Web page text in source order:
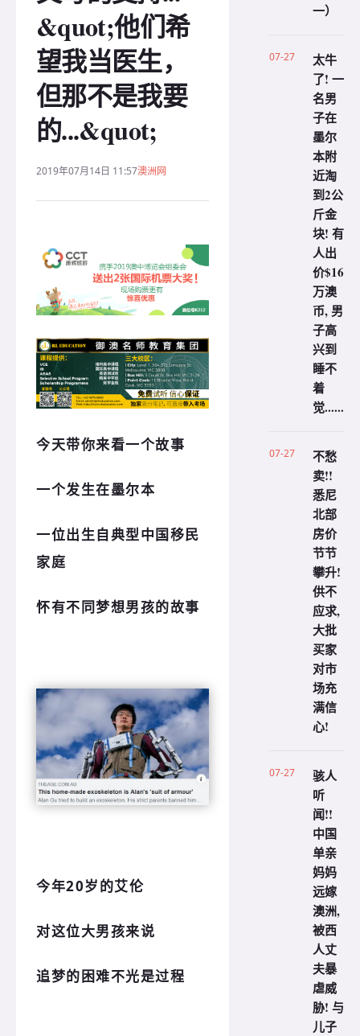
&quot;他们希
望我当医生，
但那不是我要
的...&quot;
2019年07月14日 11:57澳洲网
今天带你来看一个故事
一个发生在墨尔本
一位出生自典型中国移民
家庭
怀有不同梦想男孩的故事
今年20岁的艾伦
对这位大男孩来说
追梦的困难不光是过程
一）
07-27
太牛
了! 一
名男
子在
墨尔
本附
近淘
到2公
斤金
块! 有
人出
价$16
万澳
币, 男
子高
兴到
睡不
着
觉......
07-27
不愁
卖!!
悉尼
北部
房价
节节
攀升!
供不
应求,
大批
买家
对市
场充
满信
心!
07-27
骇人
听
闻!!
中国
单亲
妈妈
远嫁
澳洲,
被西
人丈
夫暴
虐威
胁! 与
儿子